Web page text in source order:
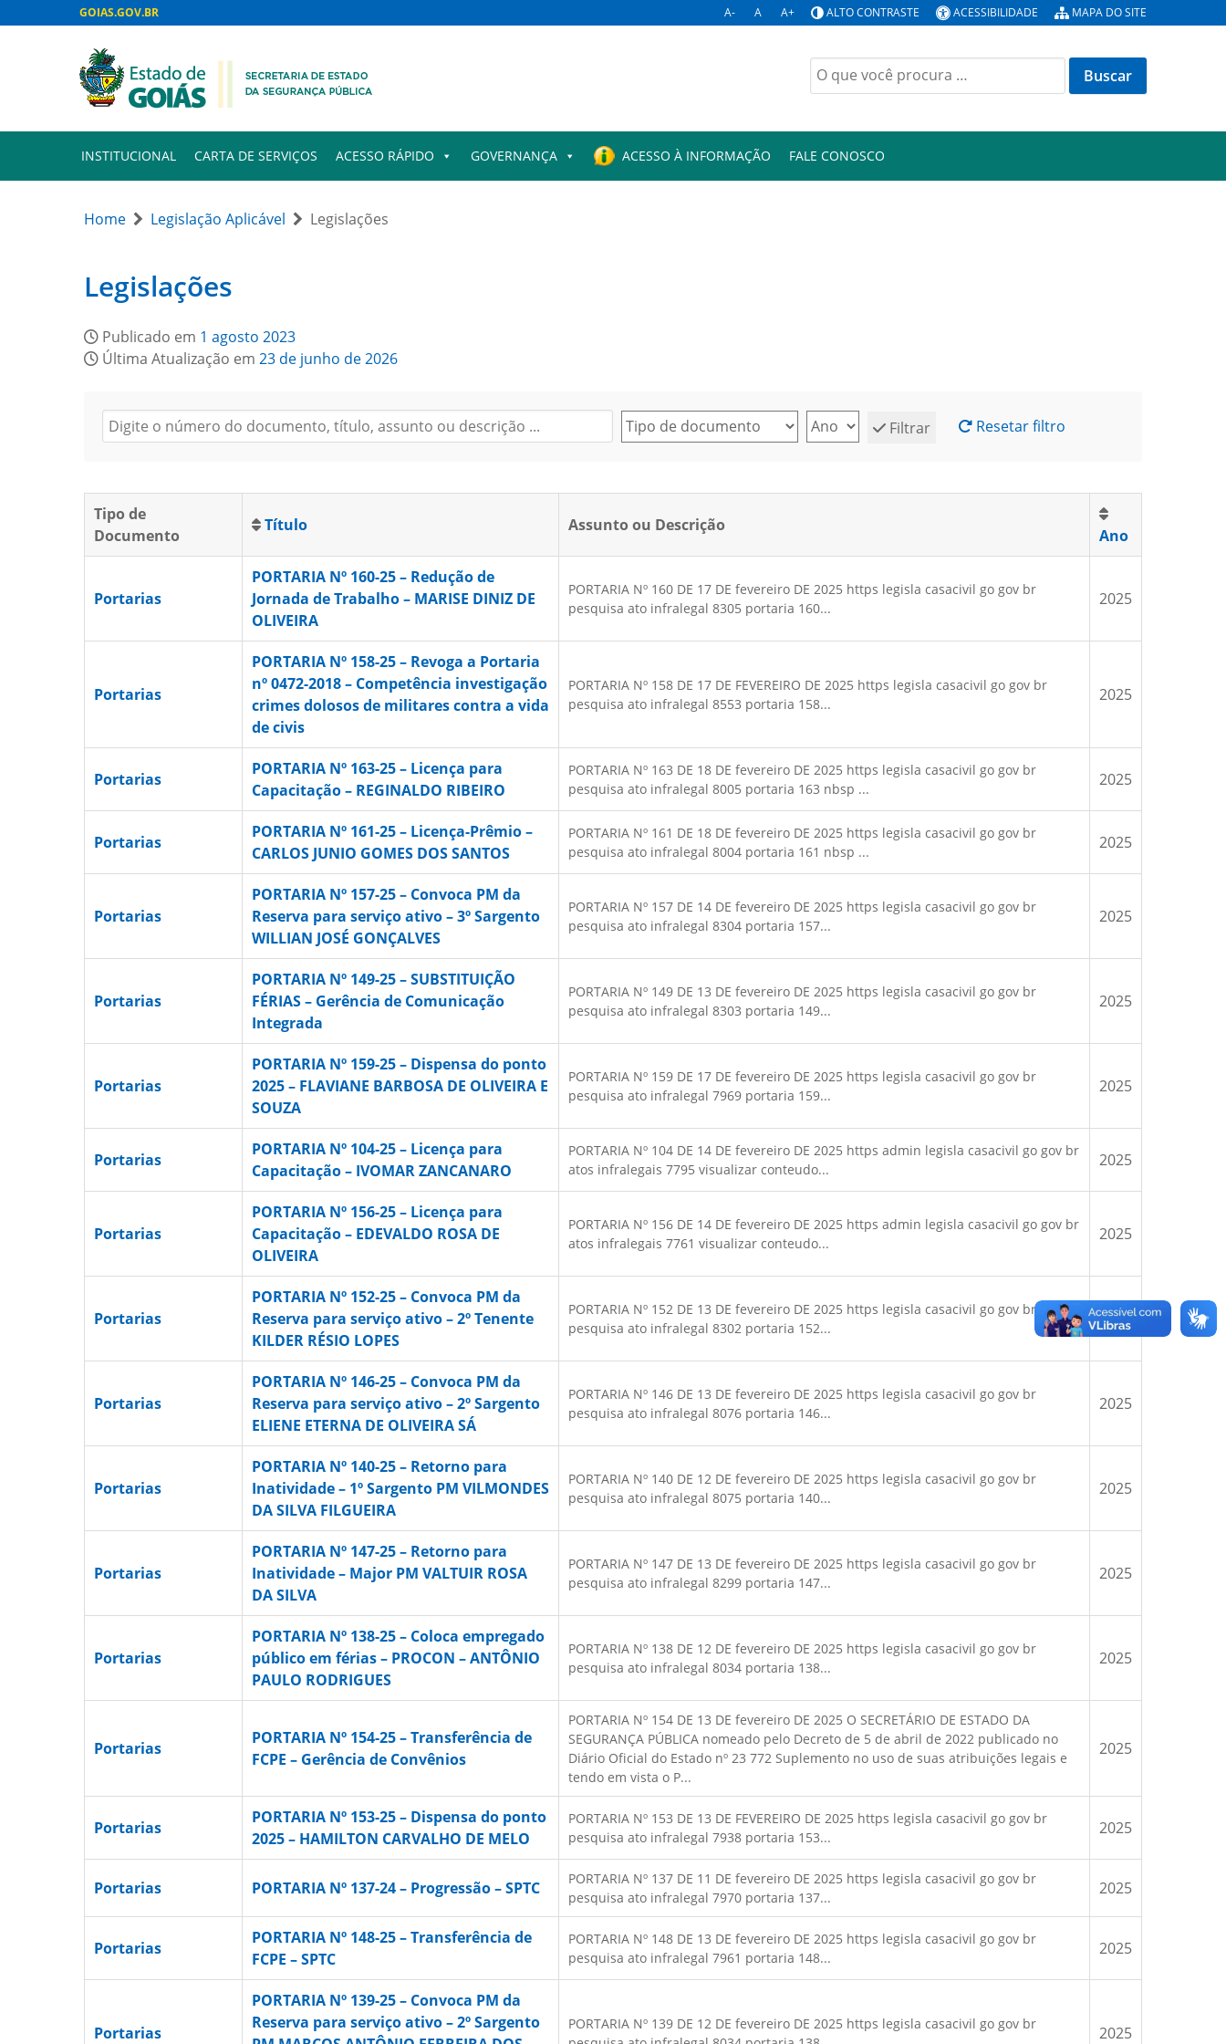
GOIAS.GOV.BR A- A A+ ALTO CONTRASTE ACESSIBILIDADE MAPA DO SITE
Buscar
por:
INSTITUCIONAL CARTA DE SERVIÇOS ACESSO RÁPIDO GOVERNANÇA ACESSO À INFORMAÇÃO FALE CONOSCO
Home Legislação Aplicável Legislações
Legislações
Publicado em 1 agosto 2023
Última Atualização em 23 de junho de 2026
Filtrar Resetar filtro
Tipo de
Documento
Título Assunto ou Descrição
Ano
Portarias
PORTARIA Nº 160-25 – Redução de
Jornada de Trabalho – MARISE DINIZ DE
OLIVEIRA
PORTARIA Nº 160 DE 17 DE fevereiro DE 2025 https legisla casacivil go gov br
pesquisa ato infralegal 8305 portaria 160...
2025
Portarias
PORTARIA Nº 158-25 – Revoga a Portaria
nº 0472-2018 – Competência investigação
crimes dolosos de militares contra a vida
de civis
PORTARIA Nº 158 DE 17 DE FEVEREIRO DE 2025 https legisla casacivil go gov br
pesquisa ato infralegal 8553 portaria 158...
2025
Portarias
PORTARIA Nº 163-25 – Licença para
Capacitação – REGINALDO RIBEIRO
PORTARIA Nº 163 DE 18 DE fevereiro DE 2025 https legisla casacivil go gov br
pesquisa ato infralegal 8005 portaria 163 nbsp ...
2025
Portarias
PORTARIA Nº 161-25 – Licença-Prêmio –
CARLOS JUNIO GOMES DOS SANTOS
PORTARIA Nº 161 DE 18 DE fevereiro DE 2025 https legisla casacivil go gov br
pesquisa ato infralegal 8004 portaria 161 nbsp ...
2025
Portarias
PORTARIA Nº 157-25 – Convoca PM da
Reserva para serviço ativo – 3º Sargento
WILLIAN JOSÉ GONÇALVES
PORTARIA Nº 157 DE 14 DE fevereiro DE 2025 https legisla casacivil go gov br
pesquisa ato infralegal 8304 portaria 157...
2025
Portarias
PORTARIA Nº 149-25 – SUBSTITUIÇÃO
FÉRIAS – Gerência de Comunicação
Integrada
PORTARIA Nº 149 DE 13 DE fevereiro DE 2025 https legisla casacivil go gov br
pesquisa ato infralegal 8303 portaria 149...
2025
Portarias
PORTARIA Nº 159-25 – Dispensa do ponto
2025 – FLAVIANE BARBOSA DE OLIVEIRA E
SOUZA
PORTARIA Nº 159 DE 17 DE fevereiro DE 2025 https legisla casacivil go gov br
pesquisa ato infralegal 7969 portaria 159...
2025
Portarias
PORTARIA Nº 104-25 – Licença para
Capacitação – IVOMAR ZANCANARO
PORTARIA Nº 104 DE 14 DE fevereiro DE 2025 https admin legisla casacivil go gov br
atos infralegais 7795 visualizar conteudo...
2025
Portarias
PORTARIA Nº 156-25 – Licença para
Capacitação – EDEVALDO ROSA DE
OLIVEIRA
PORTARIA Nº 156 DE 14 DE fevereiro DE 2025 https admin legisla casacivil go gov br
atos infralegais 7761 visualizar conteudo...
2025
Portarias
PORTARIA Nº 152-25 – Convoca PM da
Reserva para serviço ativo – 2º Tenente
KILDER RÉSIO LOPES
PORTARIA Nº 152 DE 13 DE fevereiro DE 2025 https legisla casacivil go gov br
pesquisa ato infralegal 8302 portaria 152...
2025
Portarias
PORTARIA Nº 146-25 – Convoca PM da
Reserva para serviço ativo – 2º Sargento
ELIENE ETERNA DE OLIVEIRA SÁ
PORTARIA Nº 146 DE 13 DE fevereiro DE 2025 https legisla casacivil go gov br
pesquisa ato infralegal 8076 portaria 146...
2025
Portarias
PORTARIA Nº 140-25 – Retorno para
Inatividade – 1º Sargento PM VILMONDES
DA SILVA FILGUEIRA
PORTARIA Nº 140 DE 12 DE fevereiro DE 2025 https legisla casacivil go gov br
pesquisa ato infralegal 8075 portaria 140...
2025
Portarias
PORTARIA Nº 147-25 – Retorno para
Inatividade – Major PM VALTUIR ROSA
DA SILVA
PORTARIA Nº 147 DE 13 DE fevereiro DE 2025 https legisla casacivil go gov br
pesquisa ato infralegal 8299 portaria 147...
2025
Portarias
PORTARIA Nº 138-25 – Coloca empregado
público em férias – PROCON – ANTÔNIO
PAULO RODRIGUES
PORTARIA Nº 138 DE 12 DE fevereiro DE 2025 https legisla casacivil go gov br
pesquisa ato infralegal 8034 portaria 138...
2025
Portarias
PORTARIA Nº 154-25 – Transferência de
FCPE – Gerência de Convênios
PORTARIA Nº 154 DE 13 DE fevereiro DE 2025 O SECRETÁRIO DE ESTADO DA
SEGURANÇA PÚBLICA nomeado pelo Decreto de 5 de abril de 2022 publicado no
Diário Oficial do Estado nº 23 772 Suplemento no uso de suas atribuições legais e
tendo em vista o P...
2025
Portarias
PORTARIA Nº 153-25 – Dispensa do ponto
2025 – HAMILTON CARVALHO DE MELO
PORTARIA Nº 153 DE 13 DE FEVEREIRO DE 2025 https legisla casacivil go gov br
pesquisa ato infralegal 7938 portaria 153...
2025
Portarias PORTARIA Nº 137-24 – Progressão – SPTC
PORTARIA Nº 137 DE 11 DE fevereiro DE 2025 https legisla casacivil go gov br
pesquisa ato infralegal 7970 portaria 137...
2025
Portarias
PORTARIA Nº 148-25 – Transferência de
FCPE – SPTC
PORTARIA Nº 148 DE 13 DE fevereiro DE 2025 https legisla casacivil go gov br
pesquisa ato infralegal 7961 portaria 148...
2025
Portarias
PORTARIA Nº 139-25 – Convoca PM da
Reserva para serviço ativo – 2º Sargento
PORTARIA Nº 139 DE 12 DE fevereiro DE 2025 https legisla casacivil go gov br
2025